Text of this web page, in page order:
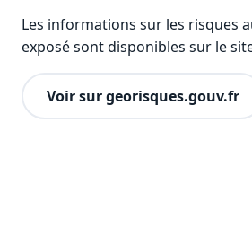
Les informations sur les risques
exposé sont disponibles sur le
Voir sur georisques.gouv.fr